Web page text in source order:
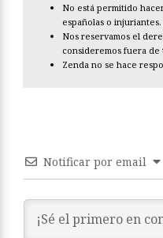
No está permitido
españolas o injuriantes.
Nos reservamos el
consideremos fuera de
Zenda no se hace
Notificar por email